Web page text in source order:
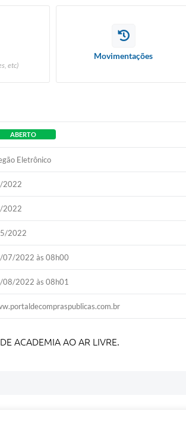
etc)
Movimentações
ABERTO
Eletrônico
2022
2022
2022
07/2022 às 08h00
08/2022 às 08h01
ACADEMIA AO AR LIVRE.